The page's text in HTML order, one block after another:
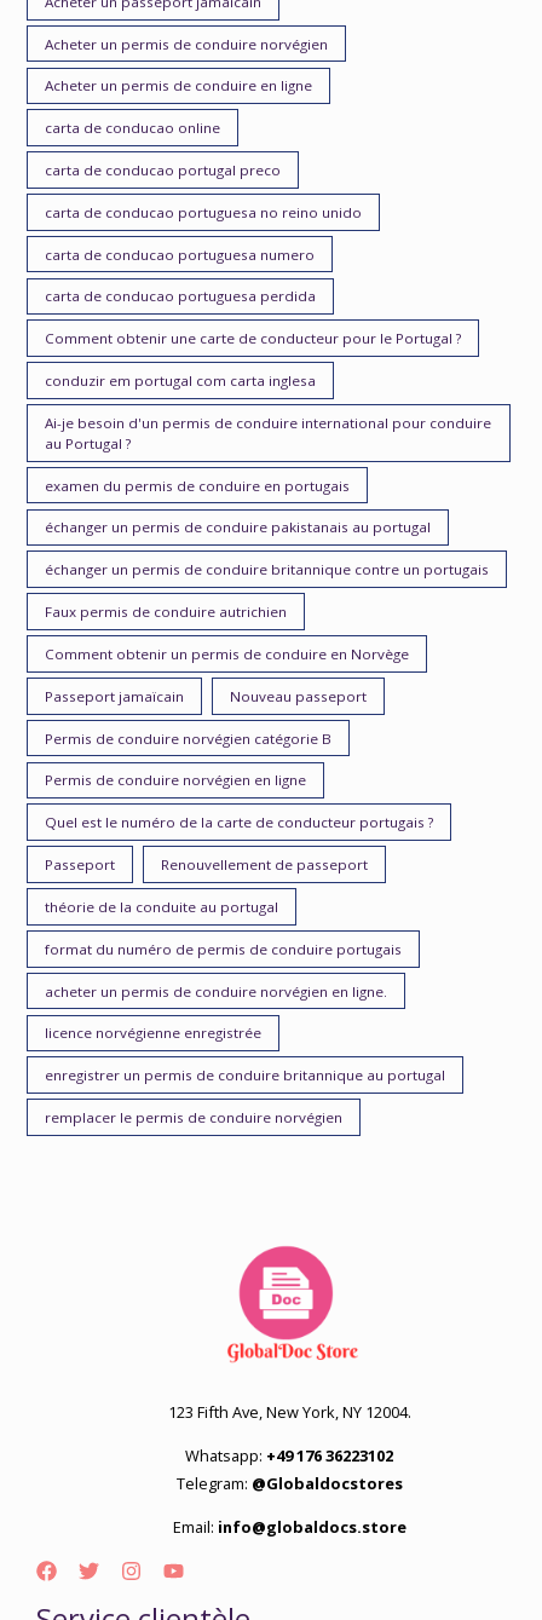
Acheter un permis de conduire norvégien
Acheter un permis de conduire en ligne
carta de conducao online
carta de conducao portugal preco
carta de conducao portuguesa no reino unido
carta de conducao portuguesa numero
carta de conducao portuguesa perdida
Comment obtenir une carte de conducteur pour le Portugal ?
conduzir em portugal com carta inglesa
Ai-je besoin d'un permis de conduire international pour conduire
au Portugal ?
examen du permis de conduire en portugais
échanger un permis de conduire pakistanais au portugal
échanger un permis de conduire britannique contre un portugais
Faux permis de conduire autrichien
Comment obtenir un permis de conduire en Norvège
Passeport jamaïcain Nouveau passeport
Permis de conduire norvégien catégorie B
Permis de conduire norvégien en ligne
Quel est le numéro de la carte de conducteur portugais ?
Passeport Renouvellement de passeport
théorie de la conduite au portugal
format du numéro de permis de conduire portugais
acheter un permis de conduire norvégien en ligne.
licence norvégienne enregistrée
enregistrer un permis de conduire britannique au portugal
remplacer le permis de conduire norvégien
123 Fifth Ave, New York, NY 12004.
Whatsapp: +49 176 36223102
Telegram: @Globaldocstores
Email: info@globaldocs.store